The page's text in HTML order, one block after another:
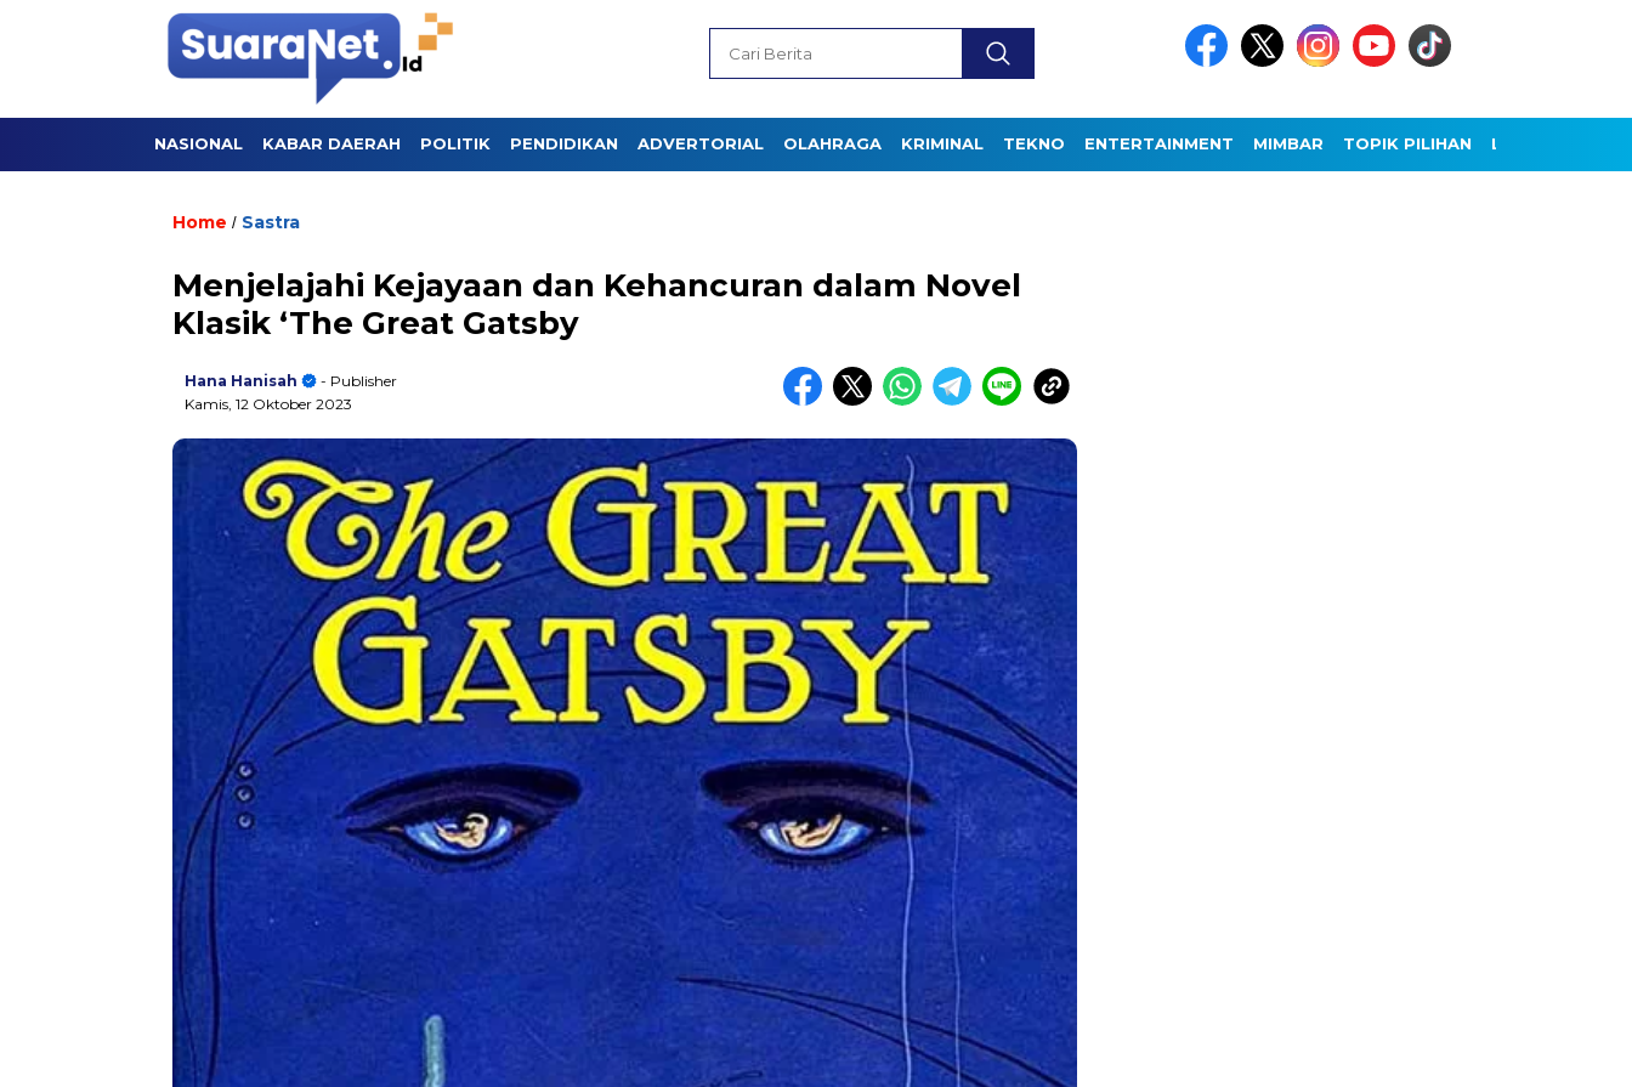
NASIONAL KABAR DAERAH POLITIK PENDIDIKAN ADVERTORIAL OLAHRAGA KRIMINAL TEKNO ENTERTAINMENT MIMBAR TOPIK PILIHAN LAINNYA
Home / Sastra
Menjelajahi Kejayaan dan Kehancuran dalam Novel
Klasik ‘The Great Gatsby
Hana Hanisah
- Publisher
Kamis, 12 Oktober 2023